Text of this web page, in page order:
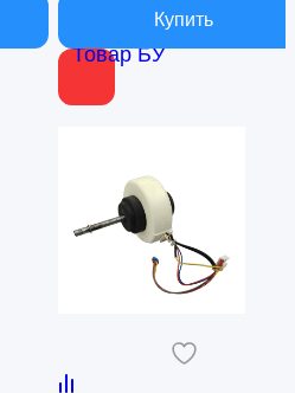
Товар БУ